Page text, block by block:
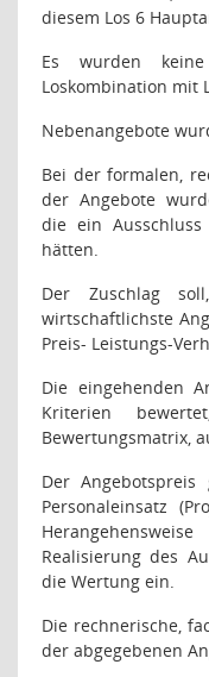
diesem Los 6
Es wurden
Loskombination mit
Nebenangebote
Bei der formalen,
der Angebote
die ein
hätten.
Der Zuschlag
wirtschaftlichste
Preis- Leistungs-
Die eingehenden
Kriterien
Bewertungsmatrix,
Der
Personaleinsatz
Realisierung des
die Wertung ein.
Die rechnerische,
der abgegebenen